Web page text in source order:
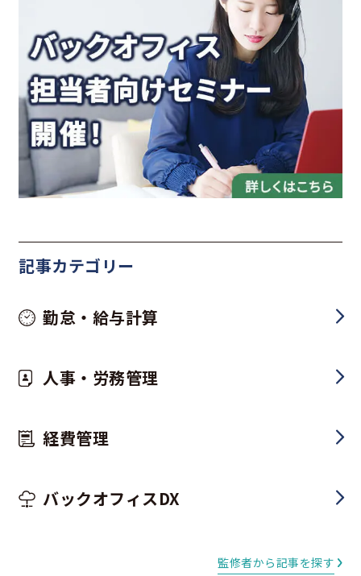
記事カテゴリー
勤怠・給与計算
人事・労務管理
経費管理
バックオフィスDX
監修者から記事を探す